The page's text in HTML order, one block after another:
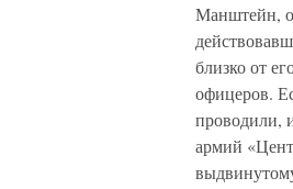
Манштейн,
близко от
офицеров.
проводили,
армий